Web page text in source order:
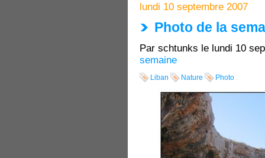
lundi 10 septembre 2007
Photo de la
Par schtunks le lundi 10
semaine
Liban Nature Photo